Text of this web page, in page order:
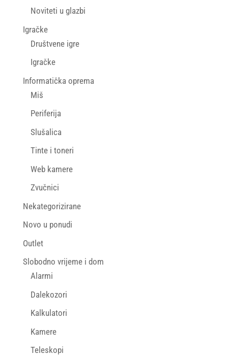
Noviteti u glazbi
Igračke
Društvene igre
Igračke
Informatička oprema
Miš
Periferija
Slušalica
Tinte i toneri
Web kamere
Zvučnici
Nekategorizirane
Novo u ponudi
Outlet
Slobodno vrijeme i dom
Alarmi
Dalekozori
Kalkulatori
Kamere
Teleskopi